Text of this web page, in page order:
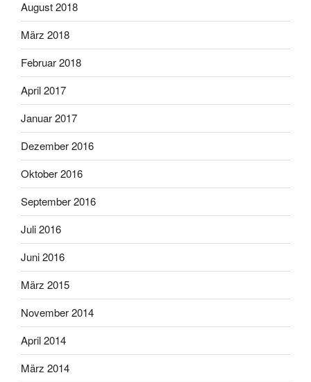
August 2018
März 2018
Februar 2018
April 2017
Januar 2017
Dezember 2016
Oktober 2016
September 2016
Juli 2016
Juni 2016
März 2015
November 2014
April 2014
März 2014